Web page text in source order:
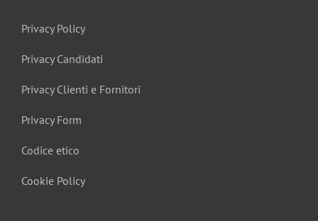
Privacy Policy
Privacy Candidati
Privacy Clienti e Fornitori
Privacy Form
Codice etico
Cookie Policy